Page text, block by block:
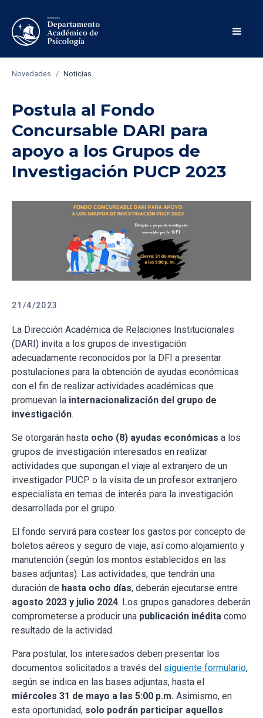
Novedades / Noticias
Postula al Fondo
Concursable DARI para
apoyo a los Grupos de
Investigación PUCP 2023
21/4/2023
La Dirección Académica de Relaciones Institucionales
(DARI) invita a los grupos de investigación
adecuadamente reconocidos por la DFI a presentar
postulaciones para la obtención de ayudas económicas
con el fin de realizar actividades académicas que
promuevan la internacionalización del grupo de
investigación.
Se otorgarán hasta ocho (8) ayudas económicas a los
grupos de investigación interesados en realizar
actividades que supongan el viaje al extranjero de un
investigador PUCP o la visita de un profesor extranjero
especialista en temas de interés para la investigación
desarrollada por el grupo.
El fondo servirá para costear los gastos por concepto de
boletos aéreos y seguro de viaje, así como alojamiento y
manutención (según los montos establecidos en las
bases adjuntas). Las actividades, que tendrán una
duración de hasta ocho días, deberán ejecutarse entre
agosto 2023 y julio 2024. Los grupos ganadores deberán
comprometerse a producir una publicación inédita como
resultado de la actividad.
Para postular, los interesados deben presentar los
documentos solicitados a través del siguiente formulario,
según se indica en las bases adjuntas, hasta el
miércoles 31 de mayo a las 5:00 p.m. Asimismo, en
esta oportunidad, solo podrán participar aquellos